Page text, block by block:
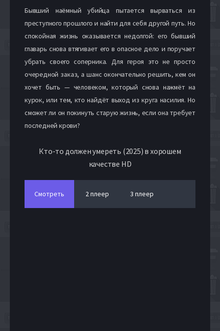
Бывший наёмный убийца пытается вырваться из
преступного прошлого и найти для себя другой путь. Но
спокойная жизнь оказывается недолгой: его бывший
главарь снова втягивает его в опасное дело и поручает
убрать своего соперника. Для героя это не просто
очередной заказ, а шанс окончательно решить, кем он
хочет быть — человеком, который снова нажмёт на
курок, или тем, кто найдёт выход из круга насилия. Но
сможет ли он покинуть старую жизнь, если она требует
последней крови?
Кто-то должен умереть (2025) в хорошем
качестве HD
Смотреть 2 плеер 3 плеер